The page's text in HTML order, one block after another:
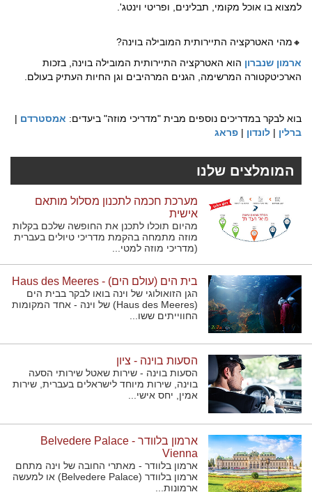
למצוא בו אוכל מקומי, תבלינים, ופריטי וינטג'.
🔸 מהי האטרקציה התיירותית המובילה בוינה?
ארמון שנברון הוא האטרקציה התיירותית המובילה בוינה, בזכות
הארכיטקטורה המרשימה, הגנים המרהיבים וגן החיות העתיק בעולם.
בוא לבקר במדריכים נוספים מבית "מדריכי מוזה" ביעדים: אמסטרדם |
ברלין | לונדון | פראג
המומלצים שלנו
מערכת חכמה לתכנון מסלול מותאם
אישית
מהיום תוכלו לתכנן את החופשה שלכם בקלות
מוזה מתמחה בהקמת מדריכי טיולים בעברית
(מדריכי מוזה למטי...
בית הים (עולם הים) - Haus des Meeres
הגן הזואולוגי של וינה בואו לבקר בבית הים
(Haus des Meeres) של וינה - אחד המקומות
החווייתים ששו...
הסעות בוינה - ציון
הסעות בוינה - שירות שאטל שירותי הסעה
בוינה, שירות מיוחד לישראלים בעברית, שירות
אמין, יחס אישי...
ארמון בלוודר - Belvedere Palace
Vienna
ארמון בלוודר - מאתרי החובה של וינה מתחם
ארמון בלוודר (Belvedere Palace) או למעשה
ארמונות...